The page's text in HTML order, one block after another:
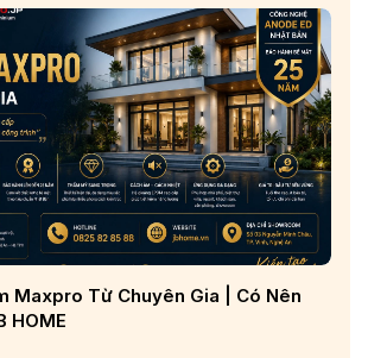
Maxpro Từ Chuyên Gia | Có Nên
HOME